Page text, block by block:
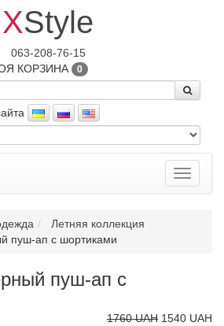
XStyle
063-208-76-15
КОРЗИНА 0
Toggle
Летняя коллекция
пуш-ап с шортиками
пуш-ап с
1760 UAH 1540 UAH